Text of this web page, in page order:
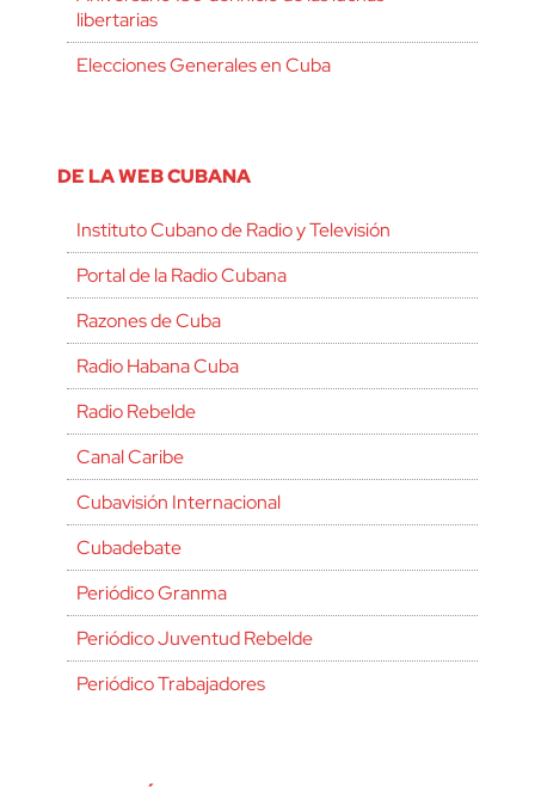
libertarias
Elecciones Generales en Cuba
DE LA WEB CUBANA
Instituto Cubano de Radio y Televisión
Portal de la Radio Cubana
Razones de Cuba
Radio Habana Cuba
Radio Rebelde
Canal Caribe
Cubavisión Internacional
Cubadebate
Periódico Granma
Periódico Juventud Rebelde
Periódico Trabajadores